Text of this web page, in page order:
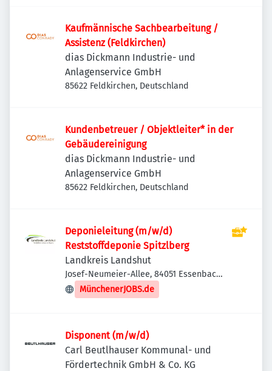
Kaufmännische Sachbearbeitung /
Assistenz (Feldkirchen)
dias Dickmann Industrie- und
Anlagenservice GmbH
85622 Feldkirchen, Deutschland
Kundenbetreuer / Objektleiter* in der
Gebäudereinigung
dias Dickmann Industrie- und
Anlagenservice GmbH
85622 Feldkirchen, Deutschland
Deponieleitung (m/w/d)
Reststoffdeponie Spitzlberg
Landkreis Landshut
Josef-Neumeier-Allee, 84051 Essenbach,
Deutschland
MünchenerJOBS.de
Disponent (m/w/d)
Carl Beutlhauser Kommunal- und
Fördertechnik GmbH & Co. KG